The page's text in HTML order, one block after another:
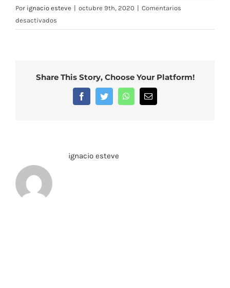
Por ignacio esteve | octubre 9th, 2020 | Comentarios
desactivados
Mascarilla
Share This Story, Choose Your Platform!
FacebookTwitter WhatsAppCorreo
electrónico
ignacio esteve